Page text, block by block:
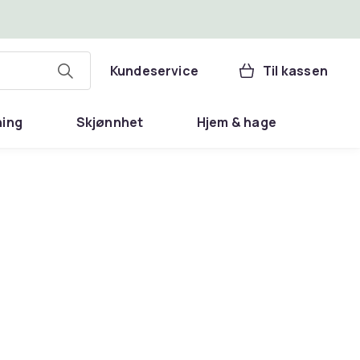
Kundeservice Til kassen
Skjønnhet Hjem & hage